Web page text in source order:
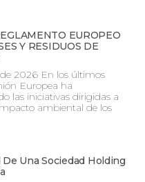
EUROPEO
Y RESIDUOS DE
2026 En los últimos
Europea ha
las iniciativas dirigidas a
ambiental de los
De Una Sociedad Holding